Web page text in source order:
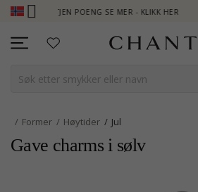
TJEN POENG SE MER - KLIKK HER
Former Høytider Jul
Gave charms i sølv